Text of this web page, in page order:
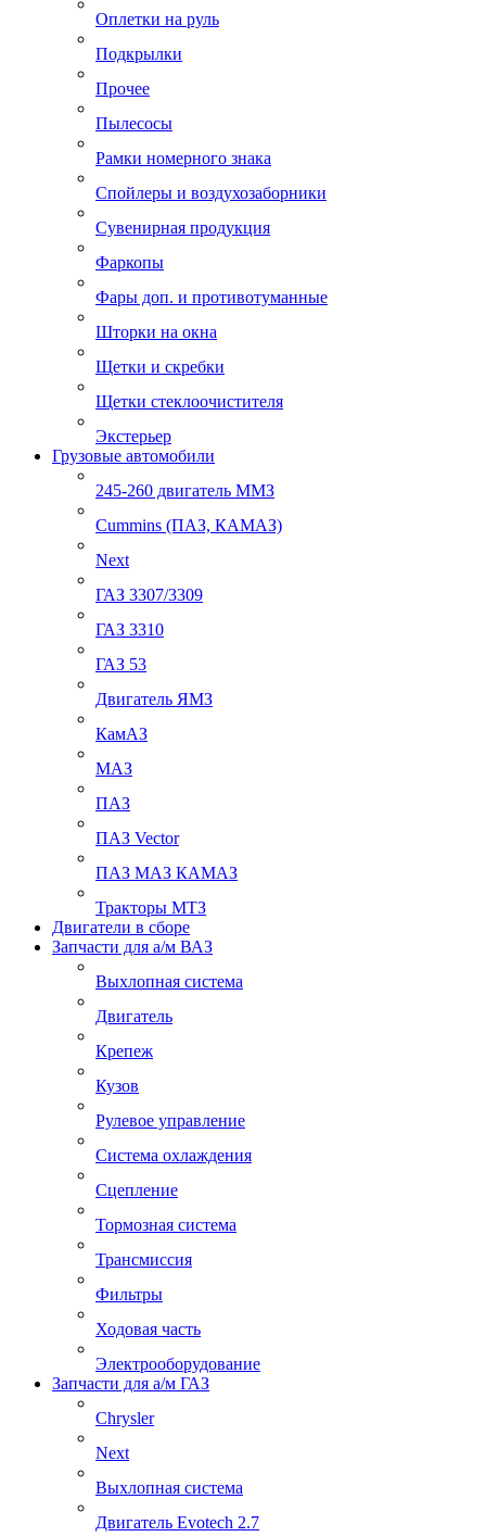
Оплетки на руль
Подкрылки
Прочее
Пылесосы
Рамки номерного знака
Спойлеры и воздухозаборники
Сувенирная продукция
Фаркопы
Фары доп. и противотуманные
Шторки на окна
Щетки и скребки
Щетки стеклоочистителя
Экстерьер
Грузовые автомобили
245-260 двигатель ММЗ
Cummins (ПАЗ, КАМАЗ)
Next
ГАЗ 3307/3309
ГАЗ 3310
ГАЗ 53
Двигатель ЯМЗ
КамАЗ
МАЗ
ПАЗ
ПАЗ Vector
ПАЗ МАЗ КАМАЗ
Тракторы МТЗ
Двигатели в сборе
Запчасти для а/м ВАЗ
Выхлопная система
Двигатель
Крепеж
Кузов
Рулевое управление
Система охлаждения
Сцепление
Тормозная система
Трансмиссия
Фильтры
Ходовая часть
Электрооборудование
Запчасти для а/м ГАЗ
Chrysler
Next
Выхлопная система
Двигатель Evotech 2.7